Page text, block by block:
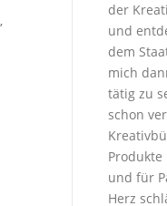
,
der
und
dem
mich
tätig zu
schon
und für
Herz